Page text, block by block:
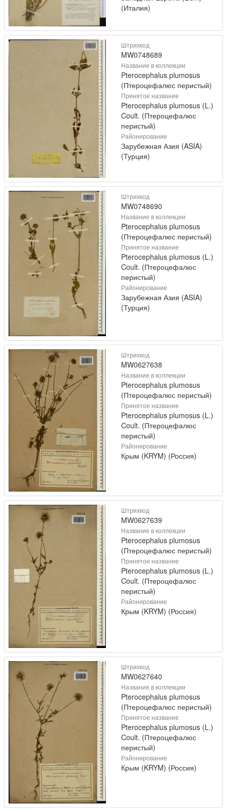
(Италия)
Штрихкод
MW0748689
Название в коллекции
Pterocephalus plumosus
(Птероцефалюс перистый)
Принятое название
Pterocephalus plumosus (L.)
Coult. (Птероцефалюс
перистый)
Районирование
Зарубежная Азия (ASIA)
(Турция)
Штрихкод
MW0748690
Название в коллекции
Pterocephalus plumosus
(Птероцефалюс перистый)
Принятое название
Pterocephalus plumosus (L.)
Coult. (Птероцефалюс
перистый)
Районирование
Зарубежная Азия (ASIA)
(Турция)
Штрихкод
MW0627638
Название в коллекции
Pterocephalus plumosus
(Птероцефалюс перистый)
Принятое название
Pterocephalus plumosus (L.)
Coult. (Птероцефалюс
перистый)
Районирование
Крым (KRYM) (Россия)
Штрихкод
MW0627639
Название в коллекции
Pterocephalus plumosus
(Птероцефалюс перистый)
Принятое название
Pterocephalus plumosus (L.)
Coult. (Птероцефалюс
перистый)
Районирование
Крым (KRYM) (Россия)
Штрихкод
MW0627640
Название в коллекции
Pterocephalus plumosus
(Птероцефалюс перистый)
Принятое название
Pterocephalus plumosus (L.)
Coult. (Птероцефалюс
перистый)
Районирование
Крым (KRYM) (Россия)